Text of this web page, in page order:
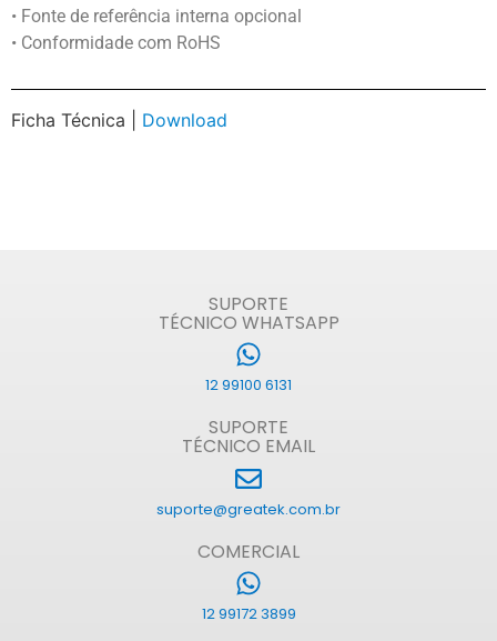
• Fonte de referência interna opcional
• Conformidade com RoHS
Ficha Técnica | Download
SUPORTE
TÉCNICO WHATSAPP
12 99100 6131
SUPORTE
TÉCNICO EMAIL
suporte@greatek.com.br
COMERCIAL
12 99172 3899